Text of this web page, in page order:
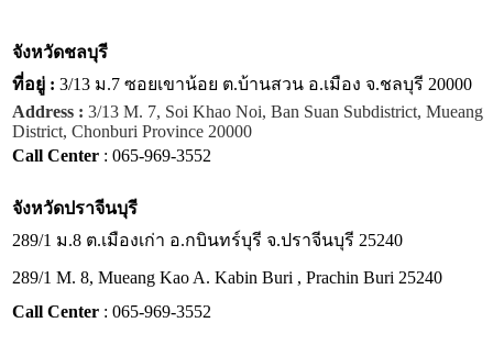
จังหวัดชลบุรี
ที่อยู่ : 3/13 ม.7 ซอยเขาน้อย ต.บ้านสวน อ.เมือง จ.ชลบุรี 20000
Address : 3/13 M. 7, Soi Khao Noi, Ban Suan Subdistrict, Mueang
District, Chonburi Province 20000
Call Center : 065-969-3552
จังหวัดปราจีนบุรี
289/1 ม.8 ต.เมืองเก่า อ.กบินทร์บุรี จ.ปราจีนบุรี 25240
289/1 M. 8, Mueang Kao A. Kabin Buri , Prachin Buri 25240
Call Center : 065-969-3552